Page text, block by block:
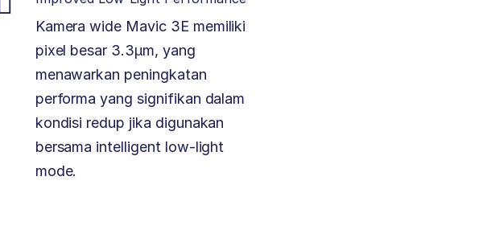
Kamera wide Mavic 3E memiliki
pixel besar 3.3μm, yang
menawarkan peningkatan
performa yang signifikan dalam
kondisi redup jika digunakan
bersama intelligent low-light
mode.